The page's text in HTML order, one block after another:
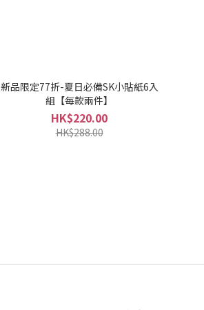
新品限定77折-夏日必備SK小貼紙6入
組【每款兩件】
HK$220.00
HK$288.00